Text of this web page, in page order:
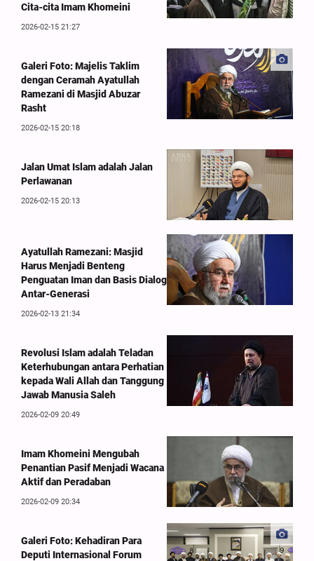
Cita-cita Imam Khomeini
2026-02-15 21:27
Galeri Foto: Majelis Taklim
dengan Ceramah Ayatullah
Ramezani di Masjid Abuzar
Rasht
2026-02-15 20:18
Jalan Umat Islam adalah Jalan
Perlawanan
2026-02-15 20:13
Ayatullah Ramezani: Masjid
Harus Menjadi Benteng
Penguatan Iman dan Basis Dialog
Antar-Generasi
2026-02-13 21:34
Revolusi Islam adalah Teladan
Keterhubungan antara Perhatian
kepada Wali Allah dan Tanggung
Jawab Manusia Saleh
2026-02-09 20:49
Imam Khomeini Mengubah
Penantian Pasif Menjadi Wacana
Aktif dan Peradaban
2026-02-09 20:34
Galeri Foto: Kehadiran Para
Deputi Internasional Forum